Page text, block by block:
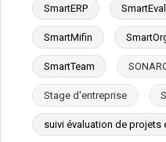
SmartERP SmartEval
SmartMifin
SmartTeam
Stage d'entreprise
suivi évaluation de projets